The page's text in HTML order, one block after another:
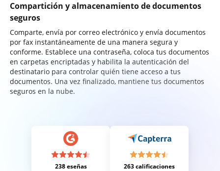
Compartición y almacenamiento de documentos
seguros
Comparte, envía por correo electrónico y envía documentos
por fax instantáneamente de una manera segura y
conforme. Establece una contraseña, coloca tus documentos
en carpetas encriptadas y habilita la autenticación del
destinatario para controlar quién tiene acceso a tus
documentos. Una vez finalizado, mantiene tus documentos
seguros en la nube.
238 eseñas 263 calificaciones